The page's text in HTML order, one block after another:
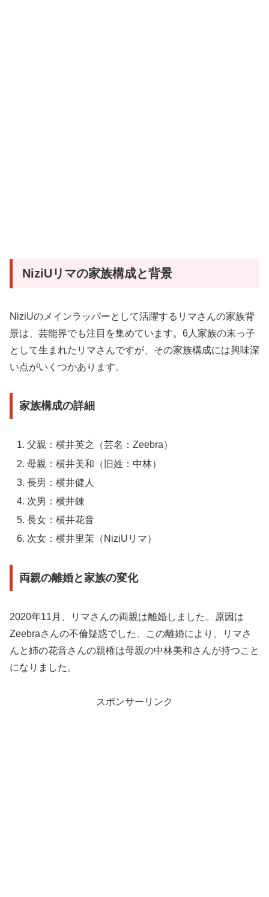
NiziUリマの家族構成と背景
NiziUのメインラッパーとして活躍するリマさんの家族背
景は、芸能界でも注目を集めています。6人家族の末っ子
として生まれたリマさんですが、その家族構成には興味深
い点がいくつかあります。
家族構成の詳細
父親：横井英之（芸名：Zeebra）
母親：横井美和（旧姓：中林）
長男：横井健人
次男：横井錬
長女：横井花音
次女：横井里茉（NiziUリマ）
両親の離婚と家族の変化
2020年11月、リマさんの両親は離婚しました。原因は
Zeebraさんの不倫疑惑でした。この離婚により、リマさ
んと姉の花音さんの親権は母親の中林美和さんが持つこと
になりました。
スポンサーリンク